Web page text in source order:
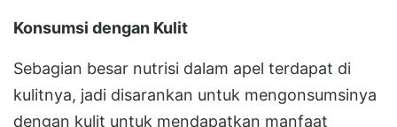
Konsumsi dengan Kulit
Sebagian besar nutrisi dalam apel terdapat di
kulitnya, jadi disarankan untuk mengonsumsinya
dengan kulit untuk mendapatkan manfaat